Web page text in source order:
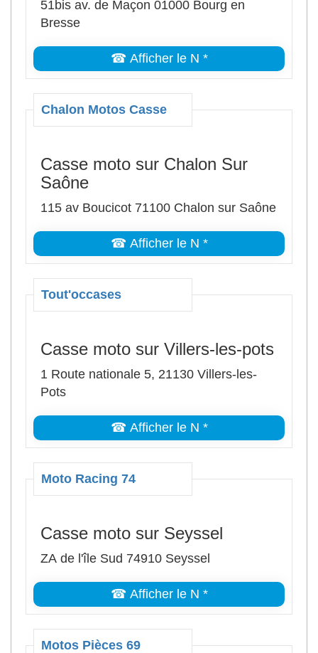
51bis av. de Maçon 01000 Bourg en
Bresse
☎ Afficher le N *
Chalon Motos Casse
Casse moto sur Chalon Sur
Saône
115 av Boucicot 71100 Chalon sur Saône
☎ Afficher le N *
Tout'occases
Casse moto sur Villers-les-pots
1 Route nationale 5, 21130 Villers-les-
Pots
☎ Afficher le N *
Moto Racing 74
Casse moto sur Seyssel
ZA de l'île Sud 74910 Seyssel
☎ Afficher le N *
Motos Pièces 69